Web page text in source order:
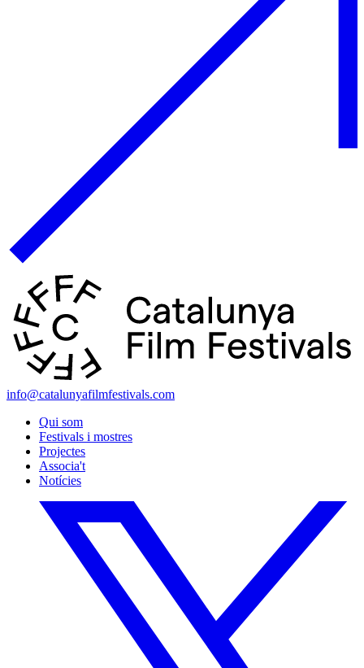
info@catalunyafilmfestivals.com
Qui som
Festivals i mostres
Projectes
Associa't
Notícies